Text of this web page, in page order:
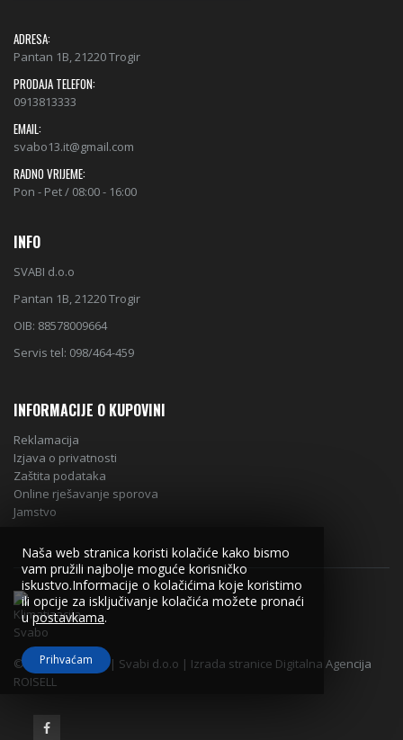
ADRESA:
Pantan 1B, 21220 Trogir
PRODAJA TELEFON:
0913813333
EMAIL:
svabo13.it@gmail.com
RADNO VRIJEME:
Pon - Pet / 08:00 - 16:00
INFO
SVABI d.o.o
Pantan 1B, 21220 Trogir
OIB: 88578009664
Servis tel: 098/464-459
INFORMACIJE O KUPOVINI
Reklamacija
Izjava o privatnosti
Zaštita podataka
Online rješavanje sporova
Jamstvo
© Copyright 2018 | Svabi d.o.o | Izrada stranice Digitalna Agencija
ROISELL
Naša web stranica koristi kolačiće kako bismo
vam pružili najbolje moguće korisničko
iskustvo.Informacije o kolačićima koje koristimo
ili opcije za isključivanje kolačića možete pronaći
upostavkama.
Prihvaćam